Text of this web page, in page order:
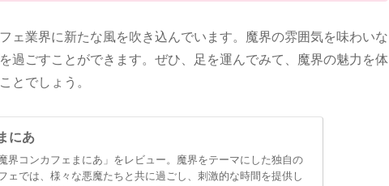
ェ業界に新たな風を吹き込んでいます。魔界の雰囲気を味わいな
過ごすことができます。ぜひ、足を運んでみて、魔界の魅力を体
とでしょう。
にあ
界コンカフェまにあ」をレビュー。魔界をテーマにした独自の
ェでは、様々な悪魔たちと共に過ごし、刺激的な時間を提供し